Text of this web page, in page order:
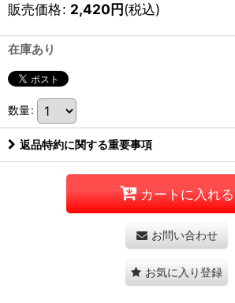
販売価格: 2,420円(税込)
在庫あり
数量:
返品特約に関する重要事項
カートに入れる
お問い合わせ
お気に入り登録